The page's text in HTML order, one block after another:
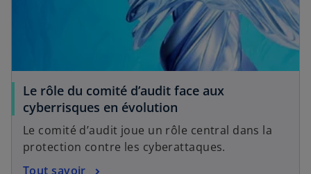
Le rôle du comité d’audit face aux
cyberrisques en évolution
Le comité d’audit joue un rôle central dans la
protection contre les cyberattaques.
Tout savoir